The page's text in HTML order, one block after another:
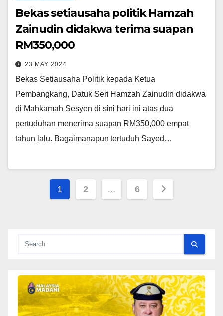
Bekas setiausaha politik Hamzah
Zainudin didakwa terima suapan
RM350,000
23 MAY 2024
Bekas Setiausaha Politik kepada Ketua
Pembangkang, Datuk Seri Hamzah Zainudin didakwa
di Mahkamah Sesyen di sini hari ini atas dua
pertuduhan menerima suapan RM350,000 empat
tahun lalu. Bagaimanapun tertuduh Sayed…
Posts
1 2 … 6